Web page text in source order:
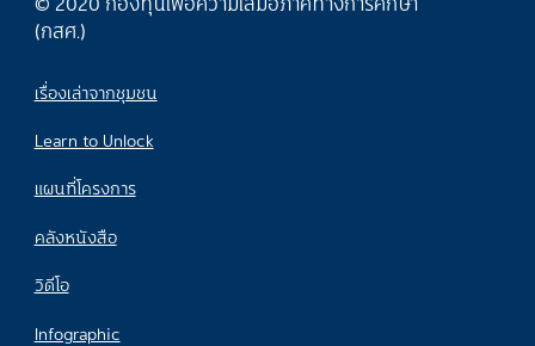
(กสศ.)
เรื่องเล่าจากชุมชน
Learn to Unlock
แผนที่โครงการ
คลังหนังสือ
วิดีโอ
Infographic